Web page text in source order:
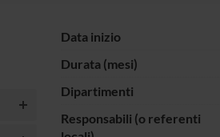
Data inizio
Durata (mesi)
Dipartimenti
Responsabili (o referenti